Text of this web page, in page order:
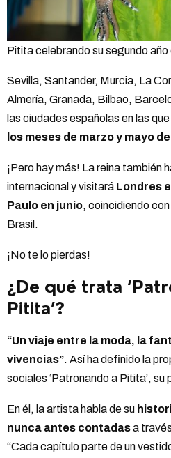
Pitita celebrando su segundo
Sevilla, Santander, Murcia, La
Almería, Granada, Bilbao,
las ciudades españolas en las
los meses de marzo y mayo
¡Pero hay más! La reina también
internacional y visitará Londres
Paulo en junio, coincidiendo
Brasil.
¡No te lo pierdas!
¿De qué trata
Pitita’?
“Un viaje entre la moda, la
vivencias”. Así ha definido la
sociales ‘Patronando a Pitita’, su
En él, la artista habla de su
nunca antes contadasa
“Cada capítulo parte de un